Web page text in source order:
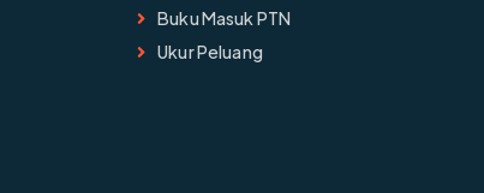
Buku Masuk PTN
Ukur Peluang